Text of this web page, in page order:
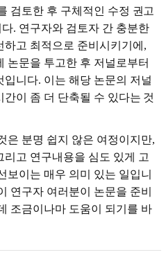
검토한 후 구체적인 수정 권고
. 연구자와 검토자 간 충분한
하고 최적으로 준비시키기에,
논문을 투고한 후 저널로부터
니다. 이는 해당 논문의 저널
이 좀 더 단축될 수 있다는 것
은 분명 쉽지 않은 여정이지만,
고 연구내용을 심도 있게 고
보이는 매우 의미 있는 일입니
연구자 여러분이 논문을 준비
조금이나마 도움이 되기를 바